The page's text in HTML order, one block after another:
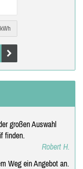
kWh
großen Auswahl
finden.
Robert H.
Weg ein Angebot an.